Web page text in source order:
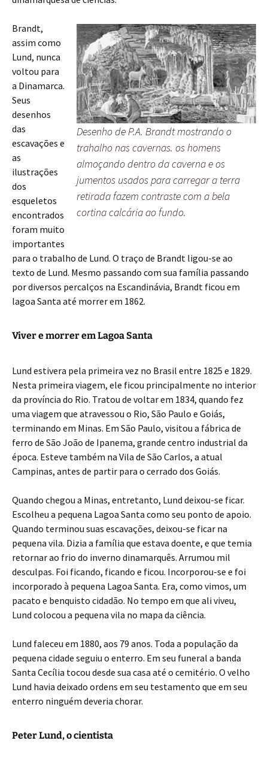
Desenho de P.A. Brandt mostrando o
trahalho nas cavernas. os homens
almoçando dentro da caverna e os
jumentos usados para carregar a terra
retirada fazem contraste com a bela
cortina calcária ao fundo.
Brandt,
assim como
Lund, nunca
voltou para
a Dinamarca.
Seus
desenhos
das
escavações e
as
ilustrações
dos
esqueletos
encontrados
foram muito
importantes
para o trabalho de Lund. O traço de Brandt ligou-se ao
texto de Lund. Mesmo passando com sua família passando
por diversos percalços na Escandinávia, Brandt ficou em
lagoa Santa até morrer em 1862.
Viver e morrer em Lagoa Santa
Lund estivera pela primeira vez no Brasil entre 1825 e 1829.
Nesta primeira viagem, ele ficou principalmente no interior
da província do Rio. Tratou de voltar em 1834, quando fez
uma viagem que atravessou o Rio, São Paulo e Goiás,
terminando em Minas. Em São Paulo, visitou a fábrica de
ferro de São João de Ipanema, grande centro industrial da
época. Esteve também na Vila de São Carlos, a atual
Campinas, antes de partir para o cerrado dos Goiás.
Quando chegou a Minas, entretanto, Lund deixou-se ficar.
Escolheu a pequena Lagoa Santa como seu ponto de apoio.
Quando terminou suas escavações, deixou-se ficar na
pequena vila. Dizia a família que estava doente, e que temia
retornar ao frio do inverno dinamarquês. Arrumou mil
desculpas. Foi ficando, ficando e ficou. Incorporou-se e foi
incorporado à pequena Lagoa Santa. Era, como vimos, um
pacato e benquisto cidadão. No tempo em que ali viveu,
Lund colocou a pequena vila no mapa da ciência.
Lund faleceu em 1880, aos 79 anos. Toda a população da
pequena cidade seguiu o enterro. Em seu funeral a banda
Santa Cecília tocou desde sua casa até o cemitério. O velho
Lund havia deixado ordens em seu testamento que em seu
enterro ninguém deveria chorar.
Peter Lund, o cientista